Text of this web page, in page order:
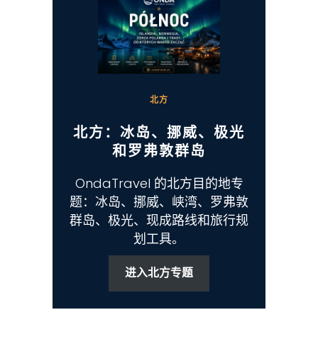
北方
北方：冰岛、挪威、极光
和罗弗敦群岛
OndaTravel 的北方目的地专
题：冰岛、挪威、峡湾、罗弗敦
群岛、极光、现成路线和旅行规
划工具。
进入北方专题